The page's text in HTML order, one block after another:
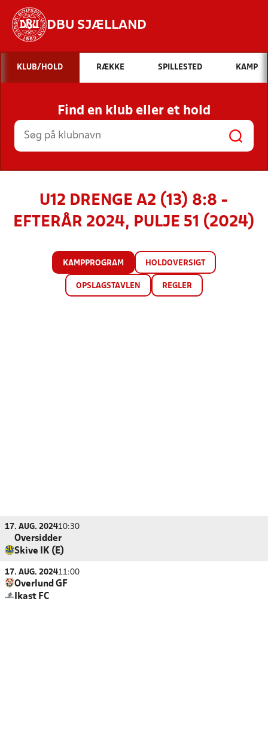
DBU SJÆLLAND
Hvad vil du søge efter?
INDHOLD OG NYHEDER
STILLINGER, RESULTATER, KLUBBER OG
HOLD
KLUB/HOLD RÆKKE SPILLESTED KAMP
Find en klub eller et hold
U12 DRENGE A2 (13) 8:8 -
EFTERÅR 2024, PULJE 51 (2024)
KAMPPROGRAM HOLDOVERSIGT
OPSLAGSTAVLEN REGLER
17. AUG. 202410:30
Oversidder
Skive IK (E)
17. AUG. 202411:00
Overlund GF
Ikast FC